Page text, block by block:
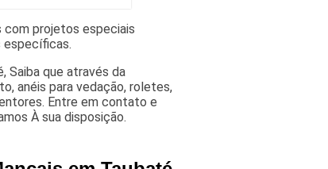
com projetos especiais
específicas.
Saiba que através da
anéis para vedação, roletes,
Entre em contato e
À sua disposição.